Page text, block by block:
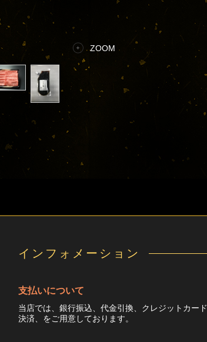
ZOOM
インフォメーション
支払いについて
当店では、銀行振込、代金引換、クレジットカード
決済、をご用意しております。